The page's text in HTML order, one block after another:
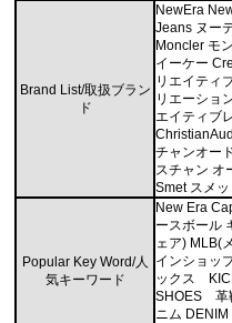
Brand List/取扱ブラン
ド
NewEra
Jeans ヌー
Moncler モ
イーケー
リエイティ
リエーショ
エイティブ
チャンオー
スチャン オ
Smet スメッ
Popular Key Word/人
気キーワード
New Era
ースボール
ェア) MLB(
インショッ
ックス
SHOES 革
ニム